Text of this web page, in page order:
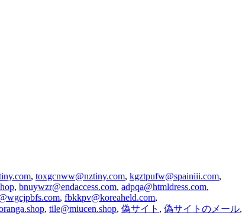
, toxgcnww@nztiny.com, kgztpufw@spainiii.com,
, bnuywzr@endaccess.com, adpqa@htmldress.com,
, fbkkpv@koreaheld.com,
, tile@miucen.shop, 偽サイト , 偽サイトのメール,